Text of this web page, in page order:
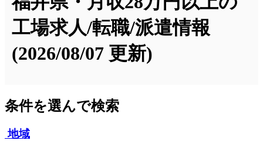
工場求人/転職/派遣情報
(2026/08/07 更新)
条件を選んで検索
地域